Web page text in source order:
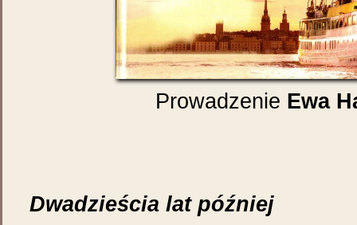
Prowadzenie Ewa
Dwadzieścia lat później